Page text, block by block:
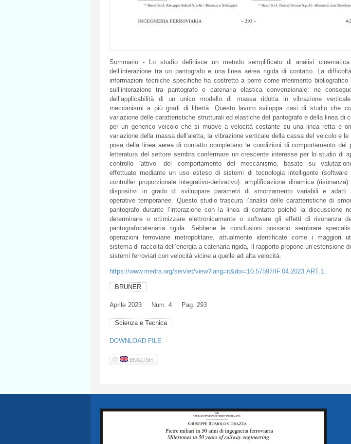
Sommario - Lo studio definisce un metodo semplificato di analisi
dell’interazione tra un pantografo e una linea aerea rigida di contatto. La
informazioni tecniche specifiche ha costretto a porre come riferimento bibliografico
sull’interazione tra pantografo e catenaria elastica convenzionale: ne
dell’applicabilità di un unico modello di massa ridotta in vibrazione
meccanismi a più gradi di libertà. Questo lavoro sviluppa casi di studio che
variazione delle caratteristiche strutturali ed elastiche del pantografo e della linea di
per un generico veicolo che si muove a velocità costante su una linea retta e
variazione della massa dell’aletta, la vibrazione verticale della cassa del veicolo e le
posa della linea aerea di contatto completano le condizioni di comportamento del
letteratura del settore sembra confermare un crescente interesse per lo studio di
controllo “attivo” del comportamento del meccanismo, basate su
effettuate mediante un uso esteso di sistemi di tecnologia intelligente (software
controller proporzionale integrativo-derivativo): amplificazione dinamica
dispositivi in grado di sviluppare parametri di smorzamento variabili e adatti
operative temporanee. Questo studio trascura l’analisi delle caratteristiche di
pantografo durante l’interazione con la linea di contatto poiché la discussione
determinare o ottimizzare elettronicamente o software gli effetti di risonanza
pantografocatenaria rigida. Sebbene le conclusioni possano sembrare
operazioni ferroviarie metropolitane, attualmente identificate come i maggiori
sistema di raccolta dell’energia a catenaria rigida, il rapporto propone un’estensione
sistemi ferroviari con velocità vicine a quelle ad alta velocità.
https://www.medra.org/servlet/view?lang=it&doi=10.57597/IF.04.2023.ART.1.
BRUNER
Aprile 2023 Num. 4 Pag. 293
Scienza e Tecnica
DOWNLOAD FILE
ENGLISH